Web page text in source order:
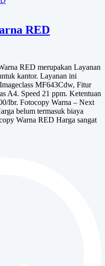
RED
RED merupakan Layanan
kantor. Layanan ini
MF643Cdw, Fitur
A4. Speed 21 ppm. Ketentuan
lbr. Fotocopy Warna – Next
belum termasuk biaya
Warna RED Harga sangat